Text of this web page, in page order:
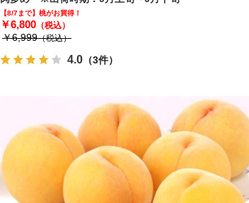
【8/7まで】桃がお買得！
￥6,800 （税込）
￥6,999（税込）
4.0 （3件）